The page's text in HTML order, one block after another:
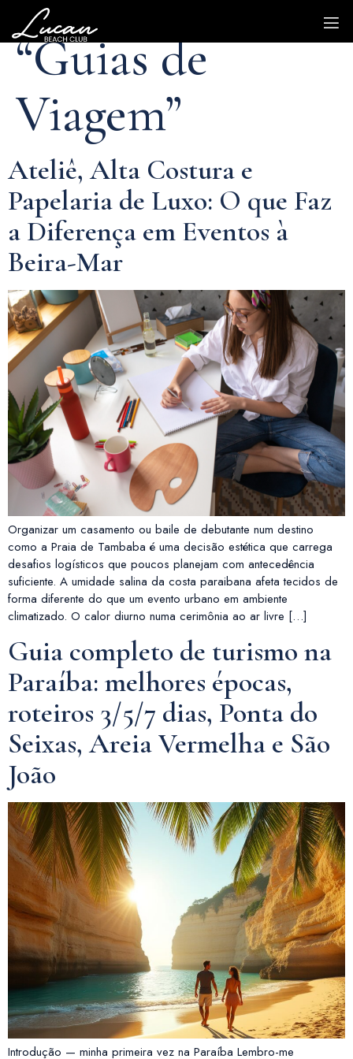
“Guias de
Viagem”
Ateliê, Alta Costura e
Papelaria de Luxo: O que Faz
a Diferença em Eventos à
Beira-Mar
Organizar um casamento ou baile de debutante num destino
como a Praia de Tambaba é uma decisão estética que carrega
desafios logísticos que poucos planejam com antecedência
suficiente. A umidade salina da costa paraibana afeta tecidos de
forma diferente do que um evento urbano em ambiente
climatizado. O calor diurno numa cerimônia ao ar livre […]
Guia completo de turismo na
Paraíba: melhores épocas,
roteiros 3/5/7 dias, Ponta do
Seixas, Areia Vermelha e São
João
Introdução — minha primeira vez na Paraíba Lembro-me